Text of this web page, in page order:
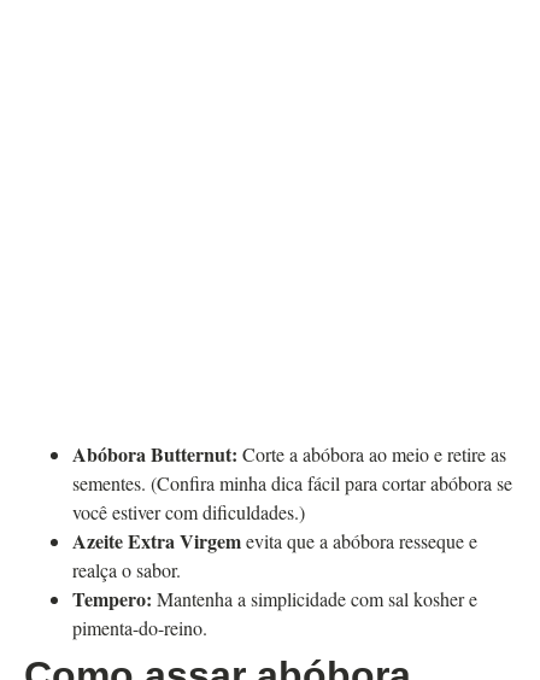
Abóbora Butternut: Corte a abóbora ao meio e retire as
sementes. (Confira minha dica fácil para cortar abóbora se
você estiver com dificuldades.)
Azeite Extra Virgemevita que a abóbora resseque e
realça o sabor.
Tempero: Mantenha a simplicidade com sal kosher e
pimenta-do-reino.